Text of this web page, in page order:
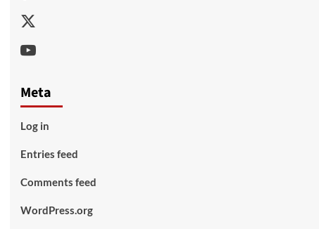
Twitter
Youtube
Meta
Log in
Entries feed
Comments feed
WordPress.org